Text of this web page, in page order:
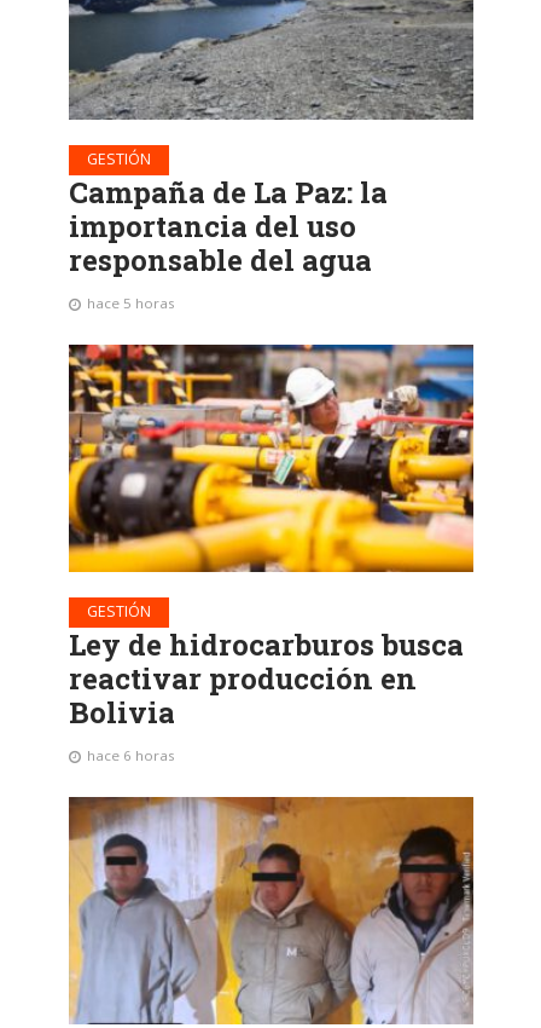
GESTIÓN
Campaña de La Paz: la
importancia del uso
responsable del agua
hace 5 horas
GESTIÓN
Ley de hidrocarburos busca
reactivar producción en
Bolivia
hace 6 horas